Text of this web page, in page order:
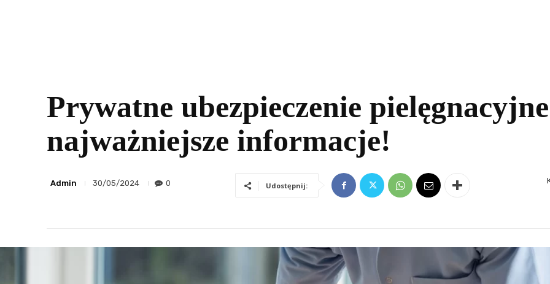
Prywatne ubezpieczenie
najważniejsze informacje!
Admin 30/05/2024 0 Udostępnij: